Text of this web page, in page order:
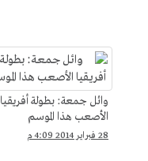
وائل جمعة: بطولة أفريقيا
الأصعب هذا الموسم
28 فبراير 2014 4:09 م